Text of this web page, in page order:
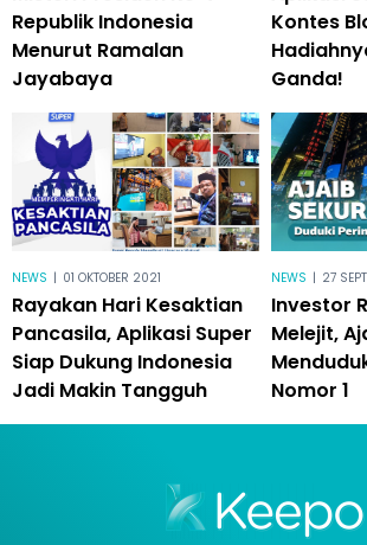
Republik Indonesia
Menurut Ramalan
Jayabaya
Kontes
Ganda!
NEWS | 01 OKTOBER 2021
Rayakan Hari Kesaktian
Pancasila, Aplikasi Super
Siap Dukung Indonesia
Jadi Makin Tangguh
NEWS | 27
Investor
Melejit,
Nomor 1